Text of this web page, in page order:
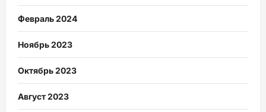
Февраль 2024
Ноябрь 2023
Октябрь 2023
Август 2023